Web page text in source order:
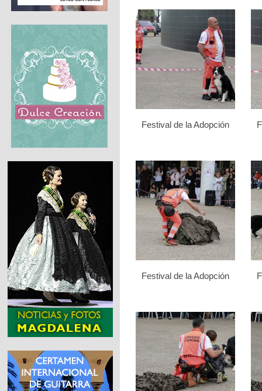
Festival de la Adopción
Festival de la Adopción